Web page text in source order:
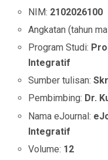
NIM: 2102026100
Angkatan (tahun
Program Studi:
Integratif
Sumber tulisan:
Pembimbing: Dr.
Nama eJournal:
Integratif
Volume: 12